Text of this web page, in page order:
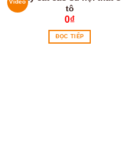
Video
tô
0₫
ĐỌC TIẾP